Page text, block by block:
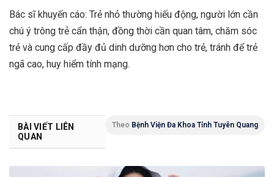
Bác sĩ khuyến cáo: Trẻ nhỏ thường hiếu động, người lớn cần
chú ý trông trẻ cẩn thận, đồng thời cần quan tâm, chăm sóc
trẻ và cung cấp đầy đủ dinh dưỡng hơn cho trẻ, tránh để trẻ
ngã cao, huy hiểm tính mạng.
Theo Bệnh Viện Đa Khoa Tỉnh Tuyên Quang
BÀI VIẾT LIÊN
QUAN